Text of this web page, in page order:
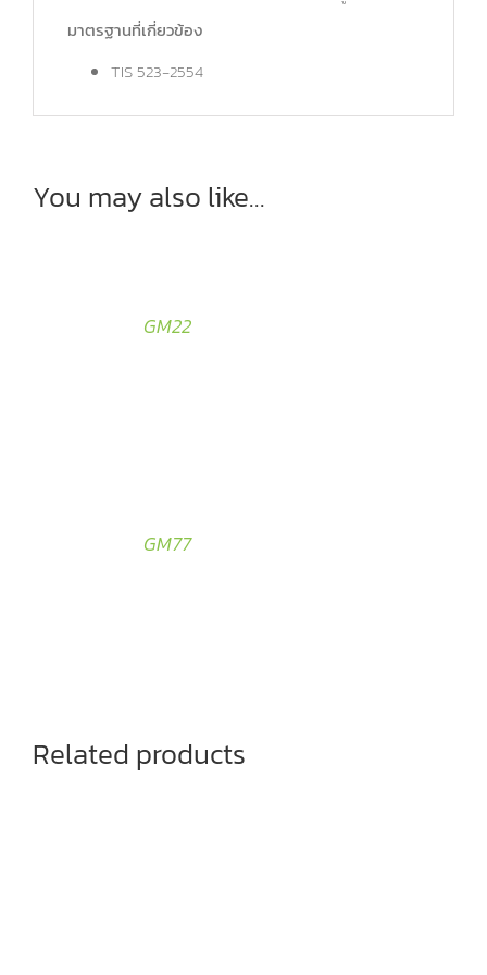
มาตรฐานที่เกี่ยวข้อง
TIS 523-2554
You may also like…
GM22
GM77
Related products